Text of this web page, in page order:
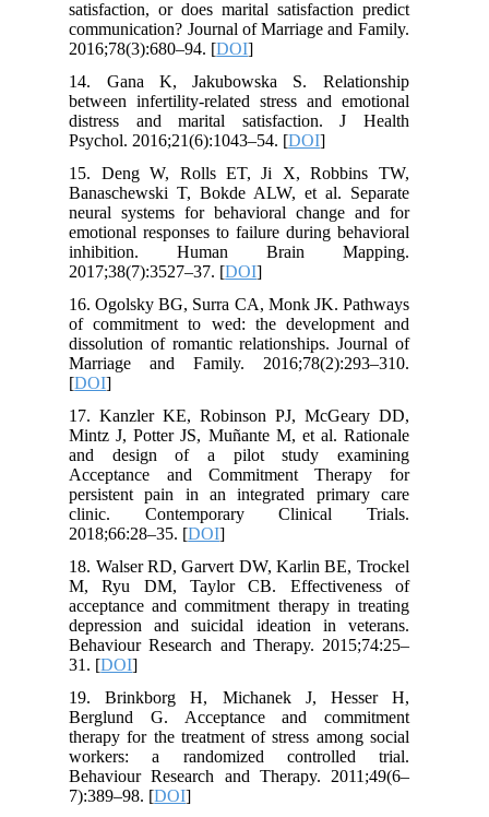
satisfaction, or does marital satisfaction predict
communication? Journal of Marriage and Family.
2016;78(3):680–94. [DOI
14. Gana K, Jakubowska S. Relationship
between infertility-related stress and emotional
distress and marital satisfaction. J Health
Psychol. 2016;21(6):1043–54. [DOI
15. Deng W, Rolls ET, Ji X, Robbins TW,
Banaschewski T, Bokde ALW, et al. Separate
neural systems for behavioral change and for
emotional responses to failure during behavioral
inhibition. Human Brain Mapping.
2017;38(7):3527–37. [DOI
16. Ogolsky BG, Surra CA, Monk JK. Pathways
of commitment to wed: the development and
dissolution of romantic relationships. Journal of
Marriage and Family. 2016;78(2):293–310.
[DOI
17. Kanzler KE, Robinson PJ, McGeary DD,
Mintz J, Potter JS, Muñante M, et al. Rationale
and design of a pilot study examining
Acceptance and Commitment Therapy for
persistent pain in an integrated primary care
clinic. Contemporary Clinical Trials.
2018;66:28–35. [DOI
18. Walser RD, Garvert DW, Karlin BE, Trockel
M, Ryu DM, Taylor CB. Effectiveness of
acceptance and commitment therapy in treating
depression and suicidal ideation in veterans.
Behaviour Research and Therapy. 2015;74:25–
31. [DOI
19. Brinkborg H, Michanek J, Hesser H,
Berglund G. Acceptance and commitment
therapy for the treatment of stress among social
workers: a randomized controlled trial.
Behaviour Research and Therapy. 2011;49(6–
7):389–98. [DOI